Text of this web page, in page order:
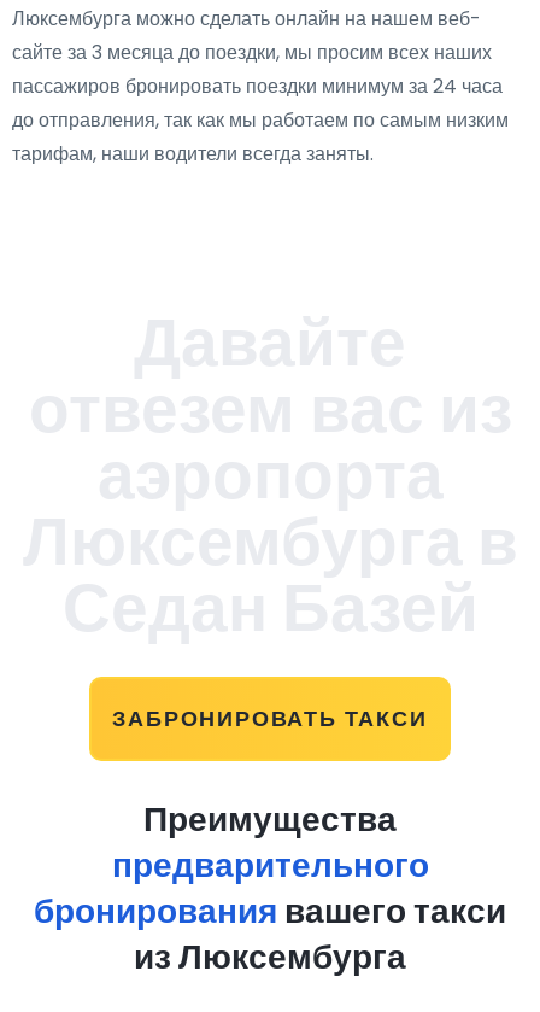
Люксембурга можно сделать онлайн на нашем веб-
сайте за 3 месяца до поездки, мы просим всех наших
пассажиров бронировать поездки минимум за 24 часа
до отправления, так как мы работаем по самым низким
тарифам, наши водители всегда заняты.
ЗАБРОНИРОВАТЬ ТАКСИ
Преимущества
предварительного
бронирования вашего такси
из Люксембурга